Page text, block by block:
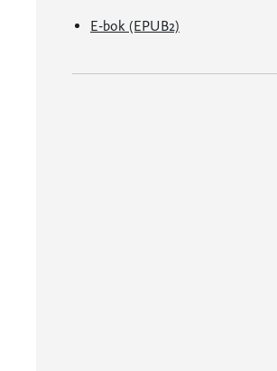
E-bok (EPUB2)